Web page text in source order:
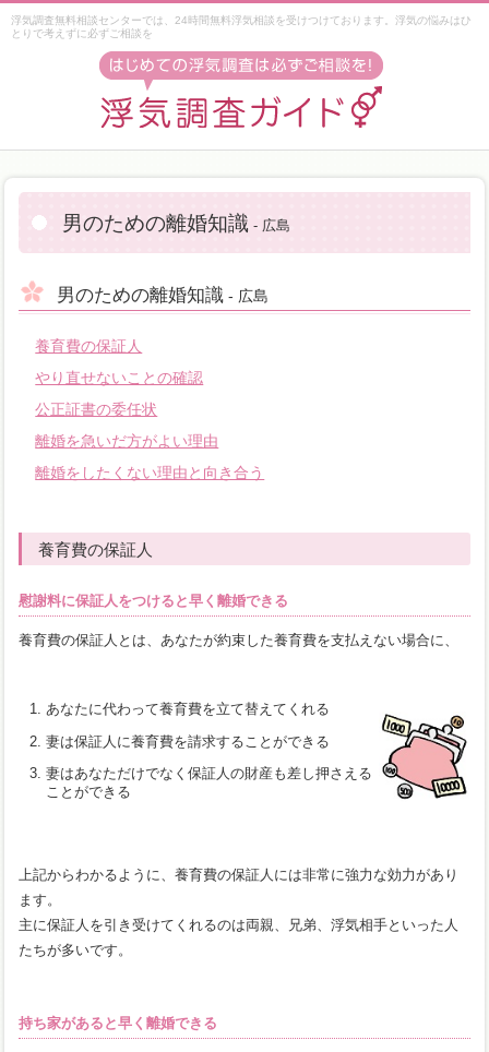
男のための離婚知識 - 広島
男のための離婚知識 - 広島
養育費の保証人
やり直せないことの確認
公正証書の委任状
離婚を急いだ方がよい理由
離婚をしたくない理由と向き合う
養育費の保証人
慰謝料に保証人をつけると早く離婚できる
養育費の保証人とは、あなたが約束した養育費を支払えない場合に、
あなたに代わって養育費を立て替えてくれる
妻は保証人に養育費を請求することができる
妻はあなただけでなく保証人の財産も差し押さえる
ことができる
上記からわかるように、養育費の保証人には非常に強力な効力があり
ます。
主に保証人を引き受けてくれるのは両親、兄弟、浮気相手といった人
たちが多いです。
持ち家があると早く離婚できる
浮気調査無料相談センターでは、24時間無料浮気相談を受けつけております。浮気の悩みはひ
とりで考えずに必ずご相談を